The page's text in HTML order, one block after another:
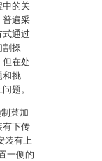
中的关
普遍采
式通过
割操
但在处
和挑
题。
菜加
有下传
装有上
一侧的